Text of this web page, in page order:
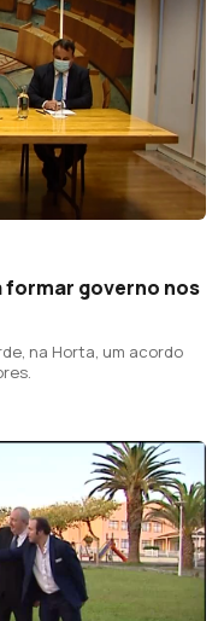
formar governo nos
na Horta, um acordo